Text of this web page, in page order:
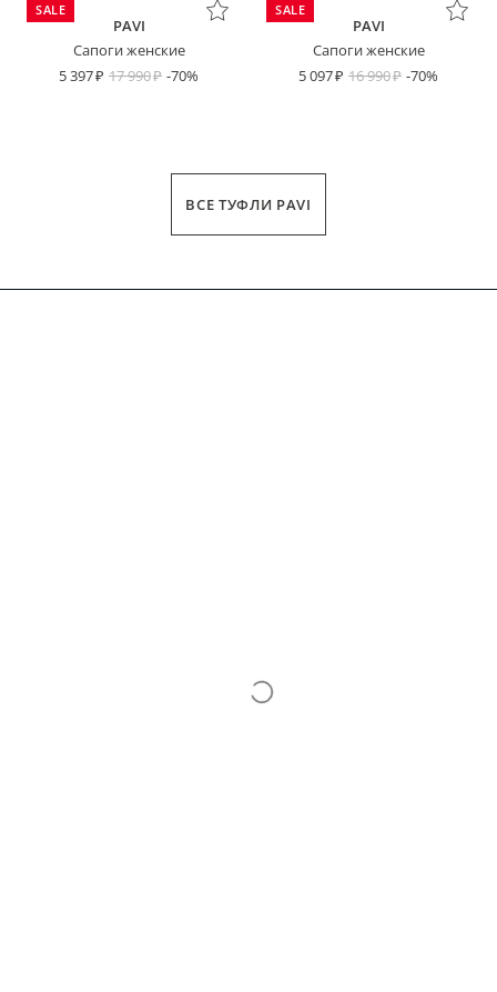
SALE
PAVI
Сапоги женские
5 397
17 990 -70%
SALE
PAVI
Сапоги женские
5 097
16 990 -70%
ВСЕ ТУФЛИ PAVI